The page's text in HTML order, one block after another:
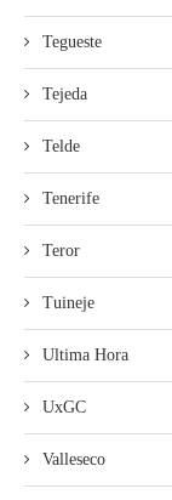
Tegueste
Tejeda
Telde
Tenerife
Teror
Tuineje
Ultima Hora
UxGC
Valleseco